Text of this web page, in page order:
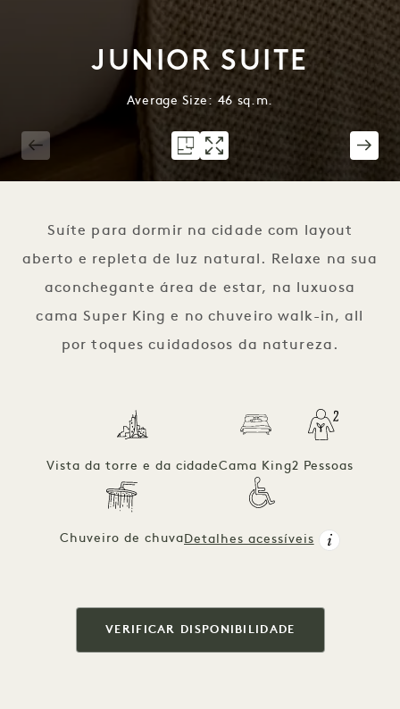
JUNIOR SUITE
Average Size: 46 sq.m.
Suíte para dormir na cidade com layout
aberto e repleta de luz natural. Relaxe na sua
aconchegante área de estar, na luxuosa
cama Super King e no chuveiro walk-in, all
por toques cuidadosos da natureza.
Vista da torre e da cidadeCama King2 Pessoas
Chuveiro de chuva Detalhes acessíveis
VERIFICAR DISPONIBILIDADE